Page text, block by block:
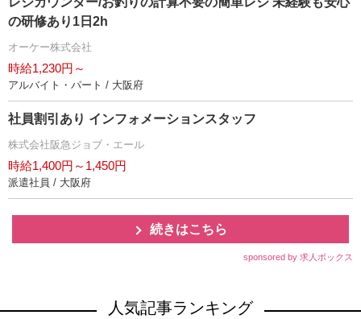
の研修あり1日2h
オーケー株式会社
時給1,230円～
アルバイト・パート / 大阪府
社員割引あり インフォメーションスタッフ
株式会社阪急ジョブ・エール
時給1,400円～1,450円
派遣社員 / 大阪府
続きはこちら
sponsored by 求人ボックス
人気記事ランキング